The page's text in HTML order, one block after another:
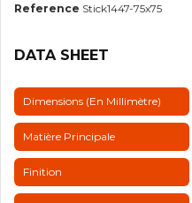
Reference Stick1447-75x75
DATA SHEET
Dimensions (en Millimètre)
Matière Principale
Finition